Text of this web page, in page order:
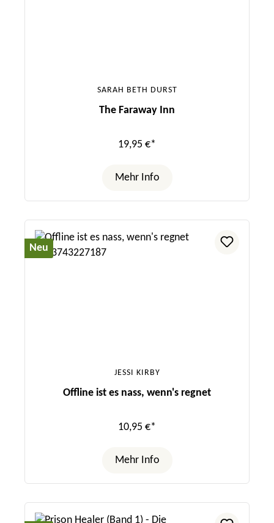
SARAH BETH DURST
The Faraway Inn
19,95 €*
Mehr Info
Neu
JESSI KIRBY
Offline ist es nass, wenn's regnet
10,95 €*
Mehr Info